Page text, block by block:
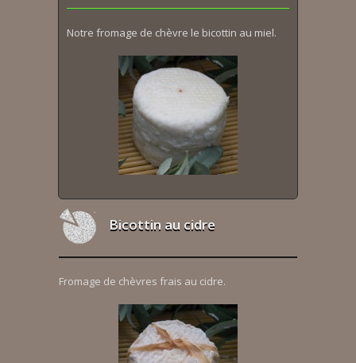
Notre fromage de chèvre le bicottin au miel.
Bicottin au cidre
Fromage de chèvres frais au cidre.